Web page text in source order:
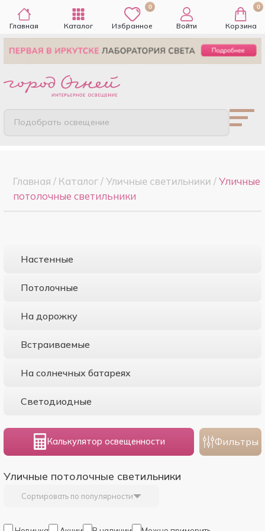
Главная Каталог
0
Избранное Войти
0
Корзина
Подобрать освещение
Главная / Каталог/Уличные светильники /Уличные
потолочные светильники
Настенные
Потолочные
На дорожку
Встраиваемые
На солнечных батареях
Светодиодные
Калькулятор освещенности Фильтры
Уличные потолочные светильники
Сортировать по популярности